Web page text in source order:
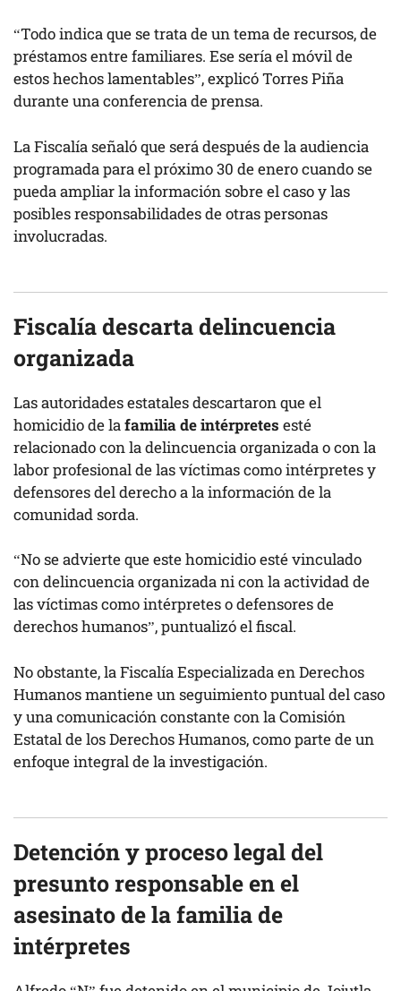
“Todo indica que se trata de un tema de recursos, de
préstamos entre familiares. Ese sería el móvil de
estos hechos lamentables”, explicó Torres Piña
durante una conferencia de prensa.
La Fiscalía señaló que será después de la audiencia
programada para el próximo 30 de enero cuando se
pueda ampliar la información sobre el caso y las
posibles responsabilidades de otras personas
involucradas.
Fiscalía descarta delincuencia
organizada
Las autoridades estatales descartaron que el
homicidio de la familia de intérpretes esté
relacionado con la delincuencia organizada o con la
labor profesional de las víctimas como intérpretes y
defensores del derecho a la información de la
comunidad sorda.
“No se advierte que este homicidio esté vinculado
con delincuencia organizada ni con la actividad de
las víctimas como intérpretes o defensores de
derechos humanos”, puntualizó el fiscal.
No obstante, la Fiscalía Especializada en Derechos
Humanos mantiene un seguimiento puntual del caso
y una comunicación constante con la Comisión
Estatal de los Derechos Humanos, como parte de un
enfoque integral de la investigación.
Detención y proceso legal del
presunto responsable en el
asesinato de la familia de
intérpretes